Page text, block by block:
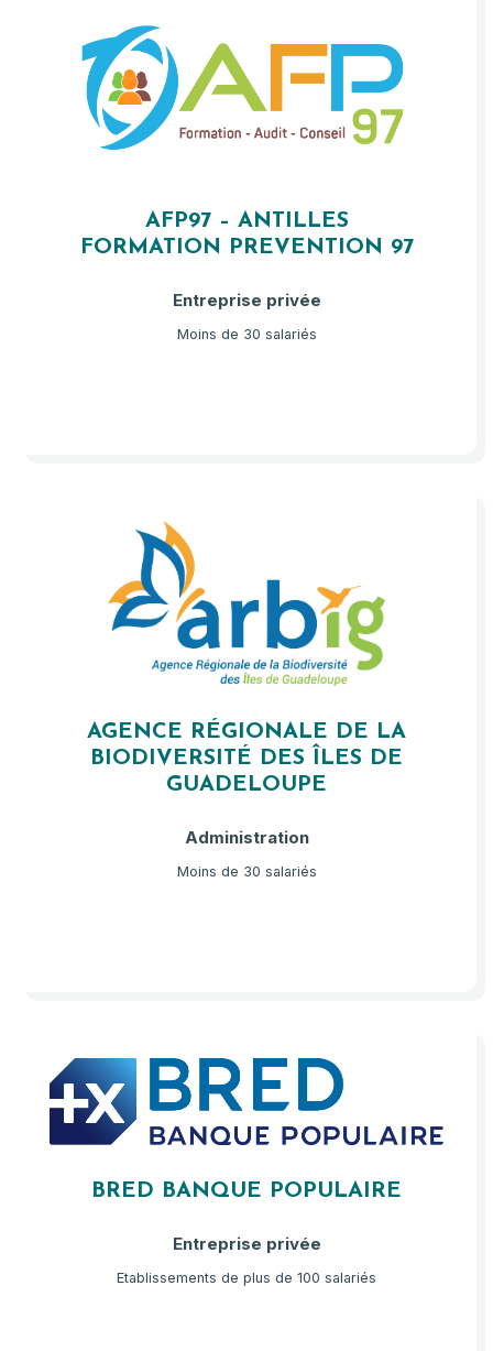
AFP97 – ANTILLES
FORMATION PREVENTION 97
Entreprise privée
Moins de 30 salariés
AGENCE RÉGIONALE DE LA
BIODIVERSITÉ DES ÎLES DE
GUADELOUPE
Administration
Moins de 30 salariés
BRED BANQUE POPULAIRE
Entreprise privée
Etablissements de plus de 100 salariés